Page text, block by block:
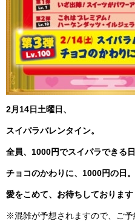
2月14日土曜日、
スイパラバレンタイン。
全員、1000円でスイパラできる
チョコのかわりに、1000円の日。
愛をこめて、お待ちしております
※混雑が予想されますので、ご予